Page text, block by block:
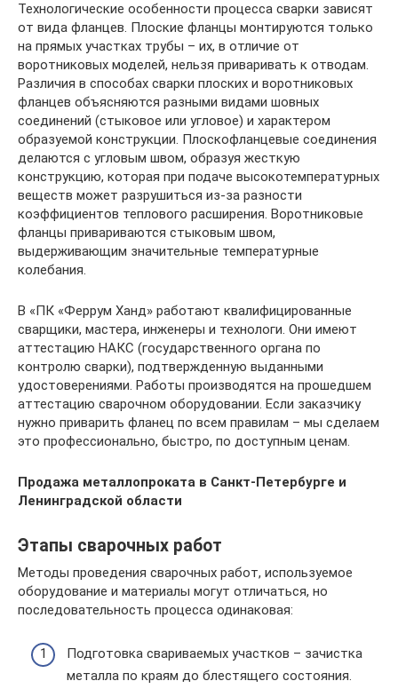
Технологические особенности процесса сварки зависят
от вида фланцев. Плоские фланцы монтируются только
на прямых участках трубы – их, в отличие от
воротниковых моделей, нельзя приваривать к отводам.
Различия в способах сварки плоских и воротниковых
фланцев объясняются разными видами шовных
соединений (стыковое или угловое) и характером
образуемой конструкции. Плоскофланцевые соединения
делаются с угловым швом, образуя жесткую
конструкцию, которая при подаче высокотемпературных
веществ может разрушиться из-за разности
коэффициентов теплового расширения. Воротниковые
фланцы привариваются стыковым швом,
выдерживающим значительные температурные
колебания.
В «ПК «Феррум Ханд» работают квалифицированные
сварщики, мастера, инженеры и технологи. Они имеют
аттестацию НАКС (государственного органа по
контролю сварки), подтвержденную выданными
удостоверениями. Работы производятся на прошедшем
аттестацию сварочном оборудовании. Если заказчику
нужно приварить фланец по всем правилам – мы сделаем
это профессионально, быстро, по доступным ценам.
Продажа металлопроката в Санкт-Петербурге и
Ленинградской области
Этапы сварочных работ
Методы проведения сварочных работ, используемое
оборудование и материалы могут отличаться, но
последовательность процесса одинаковая:
Подготовка свариваемых участков – зачистка
металла по краям до блестящего состояния.